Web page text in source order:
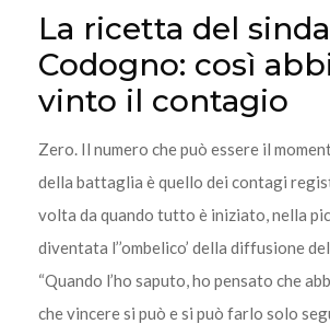
La ricetta del
Codogno: così
vinto il contagio
Zero. Il numero che può essere il
della battaglia è quello dei contagi
volta da quando tutto è iniziato, nella
diventata l’’ombelico’ della diffusione
“Quando l’ho saputo, ho pensato che
che vincere si può e si può farlo solo